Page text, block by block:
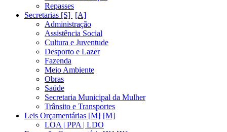
Repasses
Secretarias [S]
Administração
Assistência Social
Cultura e Juventude
Desporto e Lazer
Fazenda
Meio Ambiente
Obras
Saúde
Secretaria Municipal da Mulher
Trânsito e Transportes
Leis Orçamentárias [M]
LOA | PPA | LDO